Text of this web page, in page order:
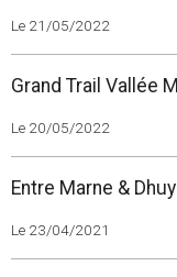
Le 21/05/2022
Grand Trail Vallée
Le 20/05/2022
Entre Marne &
Le 23/04/2021